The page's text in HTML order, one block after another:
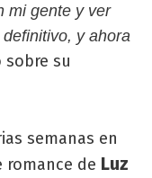
mi gente y ver
y ahora
sobre su
semanas en
romance de Luz